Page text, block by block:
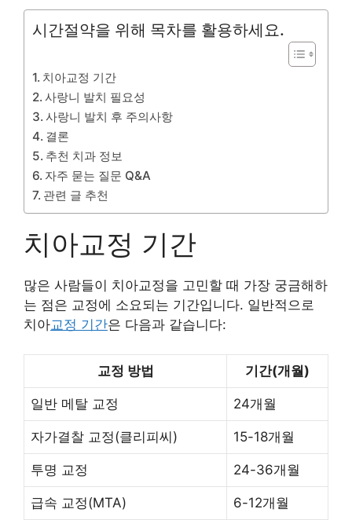
시간절약을 위해 목차를 활용하세요.
치아교정 기간
사랑니 발치 필요성
사랑니 발치 후 주의사항
결론
추천 치과 정보
자주 묻는 질문 Q&A
관련 글 추천
치아교정 기간
많은 사람들이 치아교정을 고민할 때 가장 궁금해하
는 점은 교정에 소요되는 기간입니다. 일반적으로
치아교정 기간은 다음과 같습니다:
교정 방법 기간(개월)
일반 메탈 교정 24개월
자가결찰 교정(클리피씨) 15-18개월
투명 교정 24-36개월
급속 교정(MTA) 6-12개월